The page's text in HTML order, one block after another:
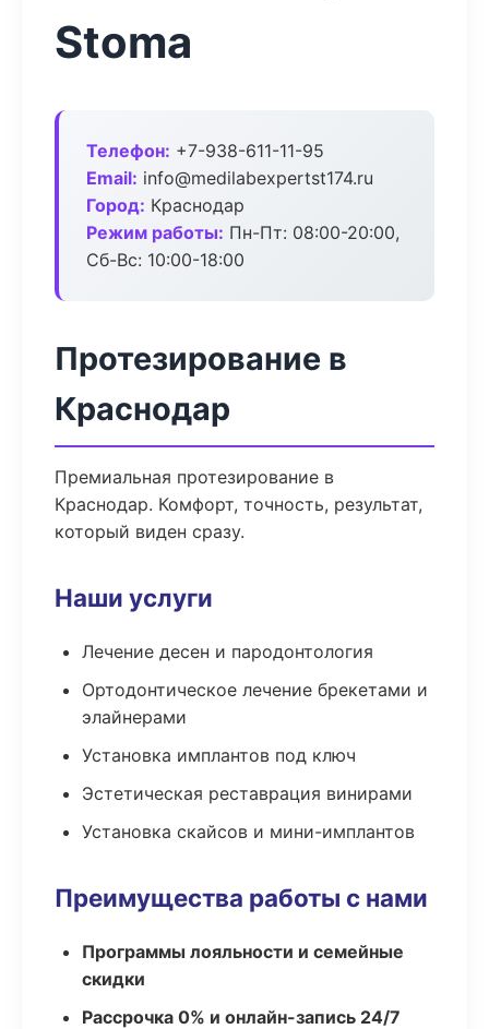
Stoma
Телефон: +7-938-611-11-95
Email: info@medilabexpertst174.ru
Город: Краснодар
Режим работы: Пн-Пт: 08:00-20:00,
Сб-Вс: 10:00-18:00
Протезирование в
Краснодар
Премиальная протезирование в
Краснодар. Комфорт, точность, результат,
который виден сразу.
Наши услуги
Лечение десен и пародонтология
Ортодонтическое лечение брекетами и
элайнерами
Установка имплантов под ключ
Эстетическая реставрация винирами
Установка скайсов и мини-имплантов
Преимущества работы с нами
Программы лояльности и семейные
скидки
Рассрочка 0% и онлайн-запись 24/7